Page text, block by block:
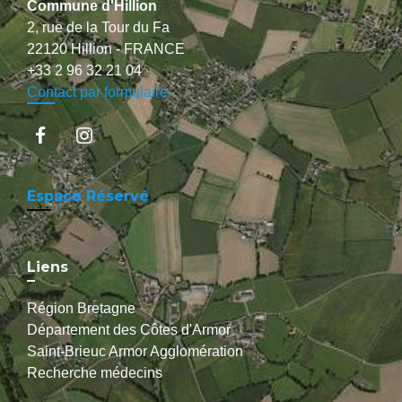
Commune d'Hillion
2, rue de la Tour du Fa
22120 Hillion - FRANCE
+33 2 96 32 21 04
Contact par formulaire
Espace Réservé
Liens
Région Bretagne
Département des Côtes d'Armor
Saint-Brieuc Armor Agglomération
Recherche médecins